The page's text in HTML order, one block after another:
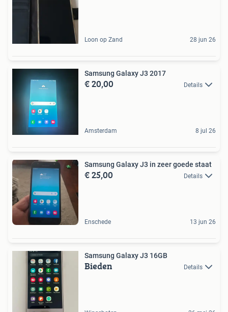
Loon op Zand 28 jun 26
Samsung Galaxy J3 2017
€ 20,00 Details
Amsterdam 8 jul 26
Samsung Galaxy J3 in zeer goede staat
€ 25,00 Details
Enschede 13 jun 26
Samsung Galaxy J3 16GB
Bieden Details